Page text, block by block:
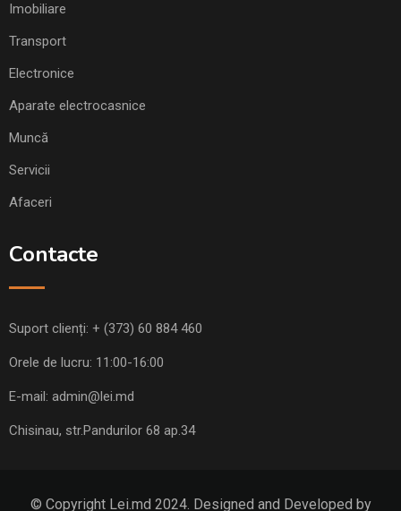
Imobiliare
Transport
Electronice
Aparate electrocasnice
Muncă
Servicii
Afaceri
Contacte
Suport clienți: + (373) 60 884 460
Orele de lucru: 11:00-16:00
E-mail: admin@lei.md
Chisinau, str.Pandurilor 68 ap.34
© Copyright Lei.md 2024. Designed and Developed by